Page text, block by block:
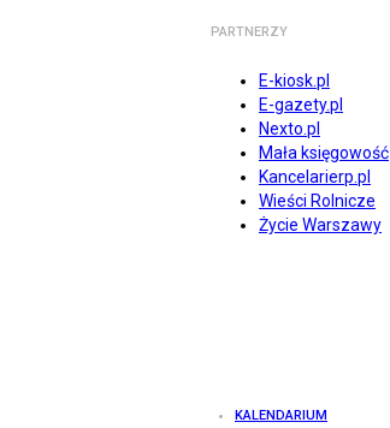
PARTNERZY
E-kiosk.pl
E-gazety.pl
Nexto.pl
Mała księgowość
Kancelarierp.pl
Wieści Rolnicze
Życie Warszawy
KALENDARIUM